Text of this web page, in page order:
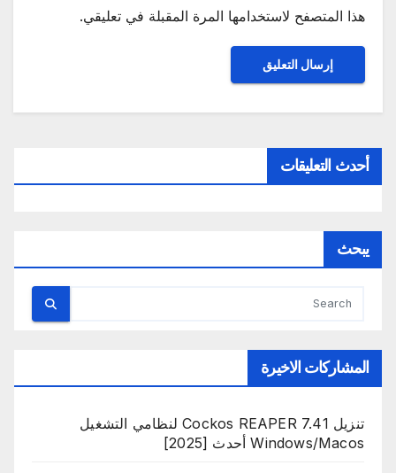
هذا المتصفح لاستخدامها المرة المقبلة في تعليقي.
أحدث التعليقات
يبحث
المشاركات الاخيرة
تنزيل Cockos REAPER 7.41 لنظامي التشغيل
Windows/Macos أحدث [2025]